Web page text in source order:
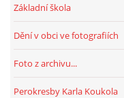
Základní škola
Dění v obci ve fotografiích
Foto z archivu...
Perokresby Karla Koukola